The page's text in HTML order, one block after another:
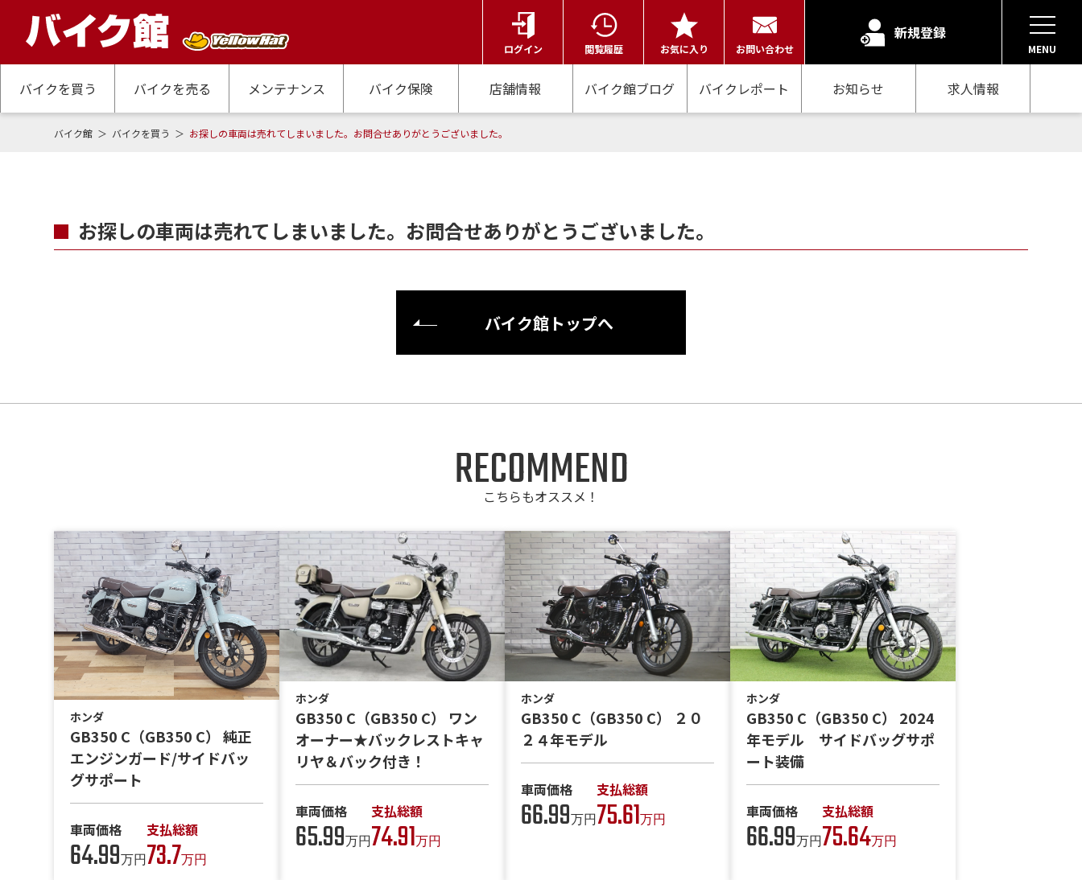
ログイン 閲覧履歴 お気に入り お問い合わせ
新規登録
MENU
バイクを買う バイクを売る メンテナンス バイク保険 店舗情報 バイク館ブログ バイクレポート お知らせ 求人情報
バイク館 バイクを買う お探しの車両は売れてしまいました。お問合せありがとうございました。
お探しの車両は売れてしまいました。お問合せありがとうございました。
バイク館トップへ
RECOMMEND
こちらもオススメ！
ホンダ
GB350 C（GB350 C） 純正
エンジンガード/サイドバッ
グサポート
車両価格
64.99万円
支払総額
73.7万円
ホンダ
GB350 C（GB350 C） ワン
オーナー★バックレストキャ
リヤ＆バック付き！
車両価格
65.99万円
支払総額
74.91万円
ホンダ
GB350 C（GB350 C） ２０
２４年モデル
車両価格
66.99万円
支払総額
75.61万円
ホンダ
GB350 C（GB350 C） 2024
年モデル サイドバッグサポ
ート装備
車両価格
66.99万円
支払総額
75.64万円